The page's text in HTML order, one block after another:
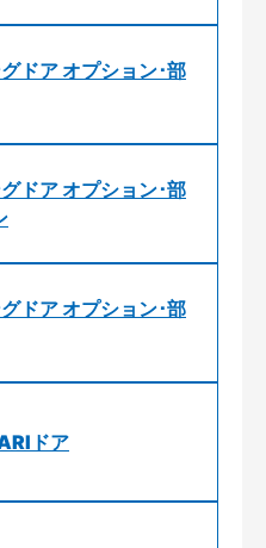
ドア オプション･部
ドア オプション･部
ドア オプション･部
ドア